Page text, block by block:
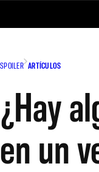
SPOILER ARTÍCULOS
¿Hay
en un